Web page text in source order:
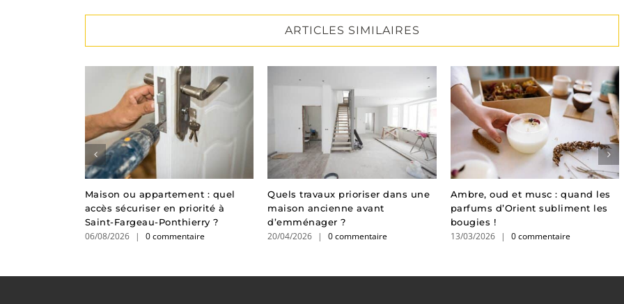
ARTICLES SIMILAIRES
Maison ou appartement : quel
accès sécuriser en priorité à
Saint-Fargeau-Ponthierry ?
06/08/2026 | 0 commentaire
Quels travaux prioriser dans une
maison ancienne avant
d’emménager ?
20/04/2026 | 0 commentaire
Ambre, oud et musc : quand les
parfums d’Orient subliment les
bougies !
13/03/2026 | 0 commentaire